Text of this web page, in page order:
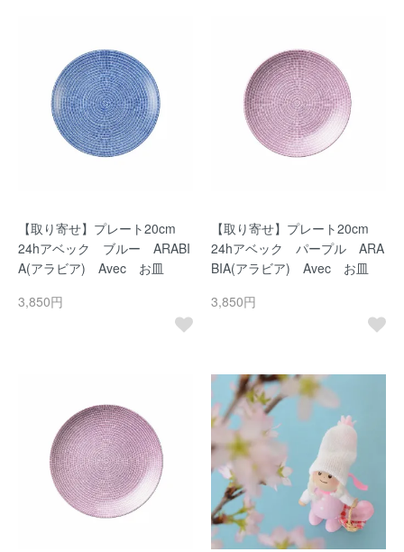
【取り寄せ】プレート20cm
24hアベック ブルー ARABI
A(アラビア) Avec お皿
3,850円
【取り寄せ】プレート20cm
24hアベック パープル ARA
BIA(アラビア) Avec お皿
3,850円